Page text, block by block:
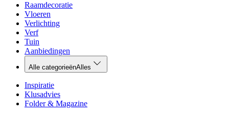
Raamdecoratie
Vloeren
Verlichting
Verf
Tuin
Aanbiedingen
Alle categorieënAlles
Inspiratie
Klusadvies
Folder & Magazine